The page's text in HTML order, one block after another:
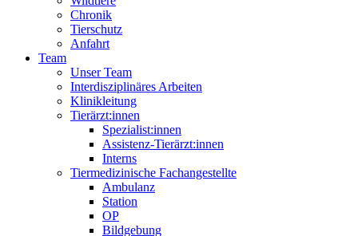
Chronik
Tierschutz
Anfahrt
Team
Unser Team
Interdisziplinäres Arbeiten
Klinikleitung
Tierärzt:innen
Spezialist:innen
Assistenz-Tierärzt:innen
Interns
Tiermedizinische Fachangestellte
Ambulanz
Station
OP
Bildgebung